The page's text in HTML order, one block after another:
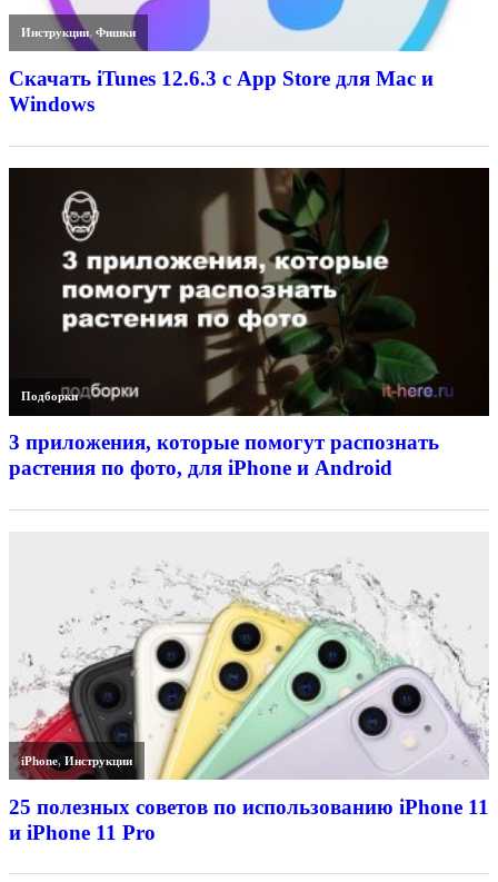
Инструкции,Фишки
Скачать iTunes 12.6.3 с App Store для Mac и
Windows
Подборки
3 приложения, которые помогут распознать
растения по фото, для iPhone и Android
iPhone,Инструкции
25 полезных советов по использованию iPhone 11
и iPhone 11 Pro